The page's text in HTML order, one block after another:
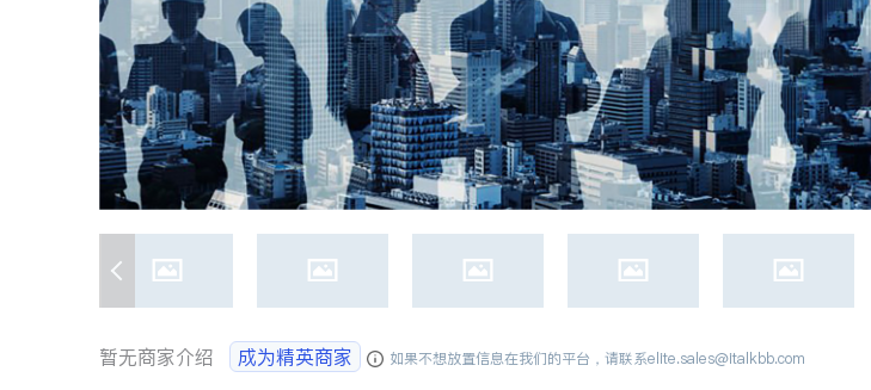
暂无商家介绍 成为精英商家 如果不想放置信息在我们的平台，请联系elite.sales@italkbb.com